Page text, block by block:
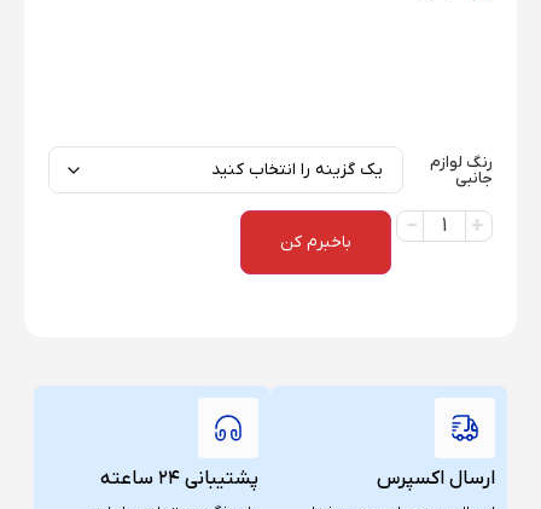
رنگ لوازم
جانبی
باخبرم کن
ارسال اکسپرس پشتیبانی ۲۴ ساعته